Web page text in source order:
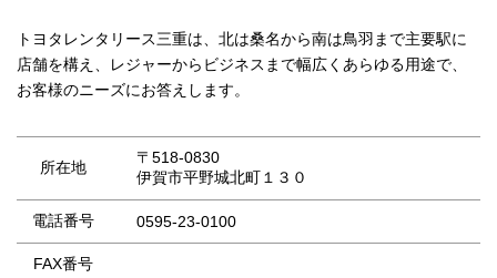
トヨタレンタリース三重は、北は桑名から南は鳥羽まで主要駅に
店舗を構え、レジャーからビジネスまで幅広くあらゆる用途で、
お客様のニーズにお答えします。
所在地
〒518-0830
伊賀市平野城北町１３０
電話番号 0595-23-0100
FAX番号